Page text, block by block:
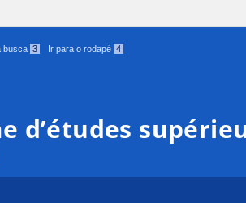
busca 3 Ir para o rodapé 4
d’études